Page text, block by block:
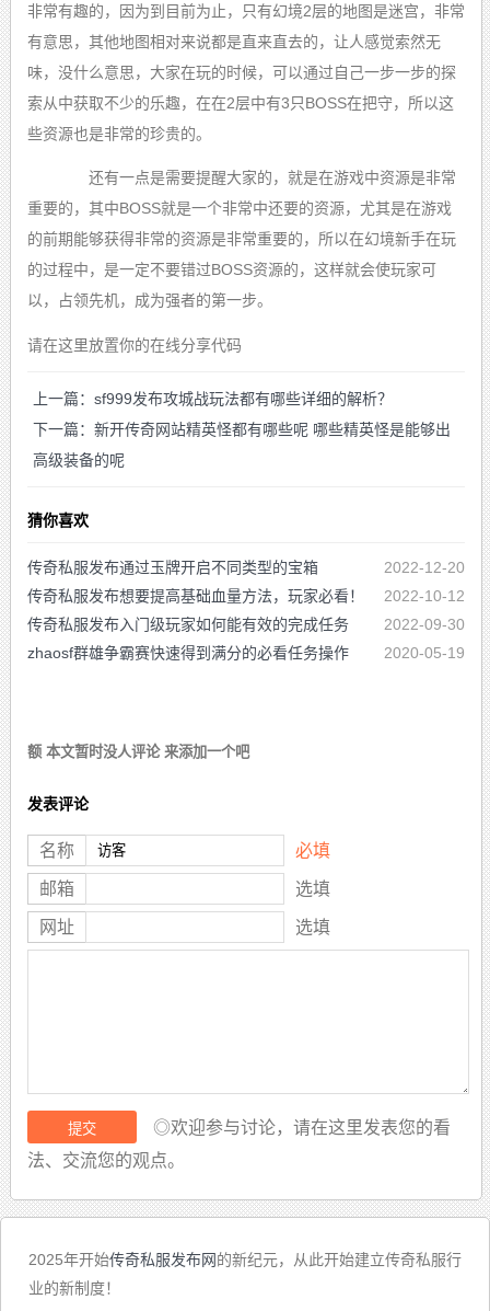
非常有趣的，因为到目前为止，只有幻境2层的地图是迷宫，非常
有意思，其他地图相对来说都是直来直去的，让人感觉索然无
味，没什么意思，大家在玩的时候，可以通过自己一步一步的探
索从中获取不少的乐趣，在在2层中有3只BOSS在把守，所以这
些资源也是非常的珍贵的。
还有一点是需要提醒大家的，就是在游戏中资源是非常
重要的，其中BOSS就是一个非常中还要的资源，尤其是在游戏
的前期能够获得非常的资源是非常重要的，所以在幻境新手在玩
的过程中，是一定不要错过BOSS资源的，这样就会使玩家可
以，占领先机，成为强者的第一步。
请在这里放置你的在线分享代码
上一篇：sf999发布攻城战玩法都有哪些详细的解析？
下一篇：新开传奇网站精英怪都有哪些呢 哪些精英怪是能够出
高级装备的呢
猜你喜欢
2022-12-20
传奇私服发布通过玉牌开启不同类型的宝箱
2022-10-12
传奇私服发布想要提高基础血量方法，玩家必看！
2022-09-30
传奇私服发布入门级玩家如何能有效的完成任务
2020-05-19
zhaosf群雄争霸赛快速得到满分的必看任务操作
额 本文暂时没人评论 来添加一个吧
发表评论
名称 必填
邮箱 选填
网址 选填
◎欢迎参与讨论，请在这里发表您的看
法、交流您的观点。
2025年开始传奇私服发布网的新纪元，从此开始建立传奇私服行
业的新制度！